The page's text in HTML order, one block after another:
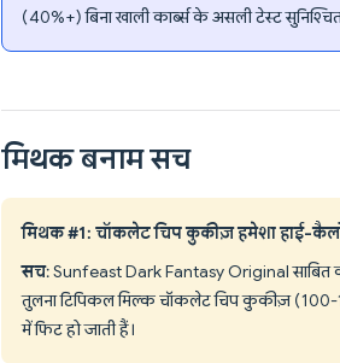
(40%+) बिना खाली कार्ब्स के असली टेस्ट
मिथक बनाम सच
मिथक #1: चॉकलेट चिप कुकीज़ हमेशा हाई-
सच: Sunfeast Dark Fantasy Original साबित
तुलना टिपिकल मिल्क चॉकलेट चिप कुकीज़ (100-
में फिट हो जाती हैं।